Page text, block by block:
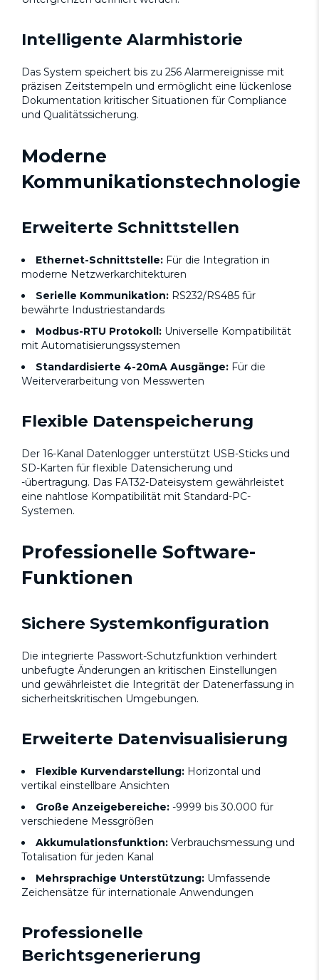
Intelligente Alarmhistorie
Das System speichert bis zu 256 Alarmereignisse mit
präzisen Zeitstempeln und ermöglicht eine lückenlose
Dokumentation kritischer Situationen für Compliance
und Qualitätssicherung.
Moderne
Kommunikationstechnologie
Erweiterte Schnittstellen
Ethernet-Schnittstelle: Für die Integration in
moderne Netzwerkarchitekturen
Serielle Kommunikation: RS232/RS485 für
bewährte Industriestandards
Modbus-RTU Protokoll: Universelle Kompatibilität
mit Automatisierungssystemen
Standardisierte 4-20mA Ausgänge: Für die
Weiterverarbeitung von Messwerten
Flexible Datenspeicherung
Der 16-Kanal Datenlogger unterstützt USB-Sticks und
SD-Karten für flexible Datensicherung und
-übertragung. Das FAT32-Dateisystem gewährleistet
eine nahtlose Kompatibilität mit Standard-PC-
Systemen.
Professionelle Software-
Funktionen
Sichere Systemkonfiguration
Die integrierte Passwort-Schutzfunktion verhindert
unbefugte Änderungen an kritischen Einstellungen
und gewährleistet die Integrität der Datenerfassung in
sicherheitskritischen Umgebungen.
Erweiterte Datenvisualisierung
Flexible Kurvendarstellung: Horizontal und
vertikal einstellbare Ansichten
Große Anzeigebereiche: -9999 bis 30.000 für
verschiedene Messgrößen
Akkumulationsfunktion: Verbrauchsmessung und
Totalisation für jeden Kanal
Mehrsprachige Unterstützung: Umfassende
Zeichensätze für internationale Anwendungen
Professionelle
Berichtsgenerierung